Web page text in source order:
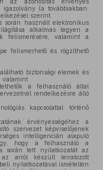
igazolvány (a továbbiakban:
szerint.
során használt elektronikus
alkalmas legyen a
felismerésére, valamint a
felismerhető és rögzíthető
biztonsági elemek és
valamint
a felhasználó által
rendelkezésre álló
kapcsolattal történő
érvényességéhez a
szervezet képviselőjének
intelligencián alapuló
hogy a felhasználó a
során tett nyilatkozatát az
arról készült leiratozott
nyilatkozatával ismételten